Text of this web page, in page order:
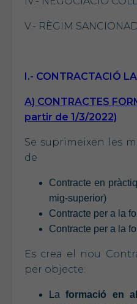
V.- RÈGIM
I.- CONTRACTACIÓ
A) CONTRACTES
partir de 1/3/2022)
Se suprimeixen les
de
Contracte en
mig-superior)
Contracte per a la
Contracte per a la
Es crea el nou
per objecte:
Laformació en